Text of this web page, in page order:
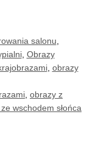
salonu
, Obrazy
, obrazy
obrazy z
wschodem słońca